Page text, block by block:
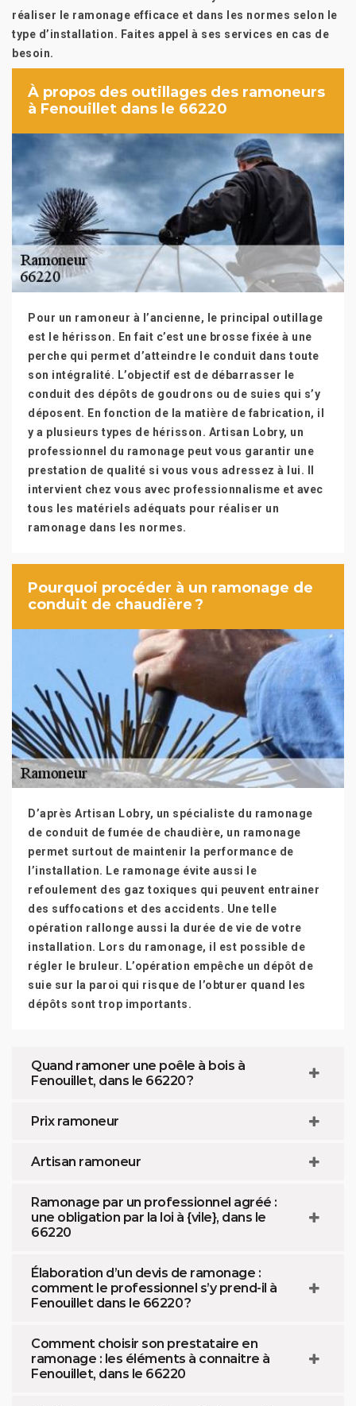
réaliser le ramonage efficace et dans les normes selon le
type d’installation. Faites appel à ses services en cas de
besoin.
À propos des outillages des ramoneurs
à Fenouillet dans le 66220
Pour un ramoneur à l’ancienne, le principal outillage
est le hérisson. En fait c’est une brosse fixée à une
perche qui permet d’atteindre le conduit dans toute
son intégralité. L’objectif est de débarrasser le
conduit des dépôts de goudrons ou de suies qui s’y
déposent. En fonction de la matière de fabrication, il
y a plusieurs types de hérisson. Artisan Lobry, un
professionnel du ramonage peut vous garantir une
prestation de qualité si vous vous adressez à lui. Il
intervient chez vous avec professionnalisme et avec
tous les matériels adéquats pour réaliser un
ramonage dans les normes.
Pourquoi procéder à un ramonage de
conduit de chaudière ?
D’après Artisan Lobry, un spécialiste du ramonage
de conduit de fumée de chaudière, un ramonage
permet surtout de maintenir la performance de
l’installation. Le ramonage évite aussi le
refoulement des gaz toxiques qui peuvent entrainer
des suffocations et des accidents. Une telle
opération rallonge aussi la durée de vie de votre
installation. Lors du ramonage, il est possible de
régler le bruleur. L’opération empêche un dépôt de
suie sur la paroi qui risque de l’obturer quand les
dépôts sont trop importants.
Quand ramoner une poêle à bois à
Fenouillet, dans le 66220 ?
Prix ramoneur
Artisan ramoneur
Ramonage par un professionnel agréé :
une obligation par la loi à {vile}, dans le
66220
Élaboration d’un devis de ramonage :
comment le professionnel s’y prend-il à
Fenouillet dans le 66220 ?
Comment choisir son prestataire en
ramonage : les éléments à connaitre à
Fenouillet, dans le 66220